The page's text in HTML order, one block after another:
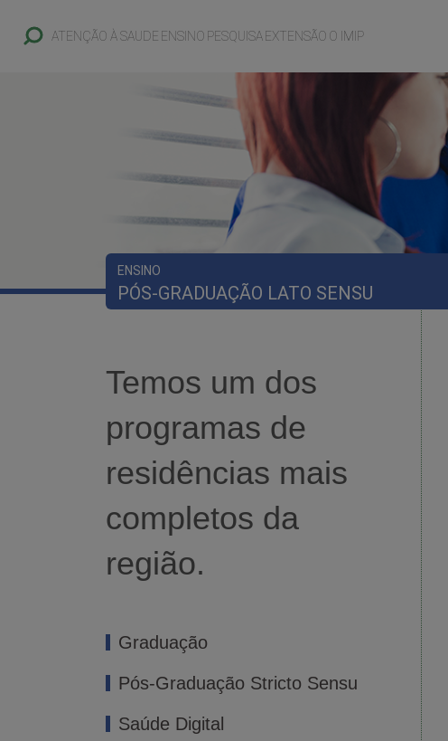
ATENÇÃO À SAUDE ENSINO PESQUISAEXTENSÃO O IMIP
ENSINO
PÓS-GRADUAÇÃO LATO SENSU
Temos um dos
programas de
residências mais
completos da
região.
Graduação
Pós-Graduação Stricto Sensu
Saúde Digital